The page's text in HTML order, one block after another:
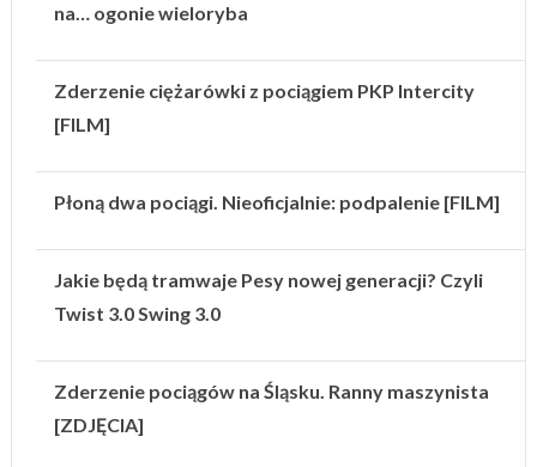
na… ogonie wieloryba
Zderzenie ciężarówki z pociągiem PKP Intercity
[FILM]
Płoną dwa pociągi. Nieoficjalnie: podpalenie [FILM]
Jakie będą tramwaje Pesy nowej generacji? Czyli
Twist 3.0 Swing 3.0
Zderzenie pociągów na Śląsku. Ranny maszynista
[ZDJĘCIA]